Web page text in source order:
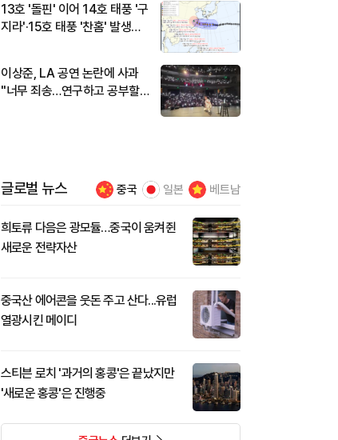
13호 '돌핀' 이어 14호 태풍 '구
지라'·15호 태풍 '찬홈' 발생…
이상준, LA 공연 논란에 사과
"너무 죄송…연구하고 공부할
글로벌 뉴스 중국 일본 베트남
희토류 다음은 광모듈…중국이 움켜쥔
새로운 전략자산
중국산 에어콘을 웃돈 주고 산다...유럽
열광시킨 메이디
스티븐 로치 '과거의 홍콩'은 끝났지만
'새로운 홍콩'은 진행중